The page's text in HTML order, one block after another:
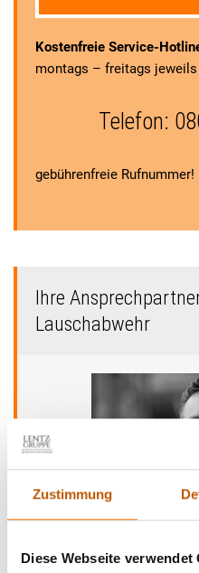
Zustimmung
Diese Webseite verwendet
Kostenfreie Service-
montags – freitags jeweils
Telefon:
gebührenfreie Rufnummer!
Ihre
Lauschabwehr